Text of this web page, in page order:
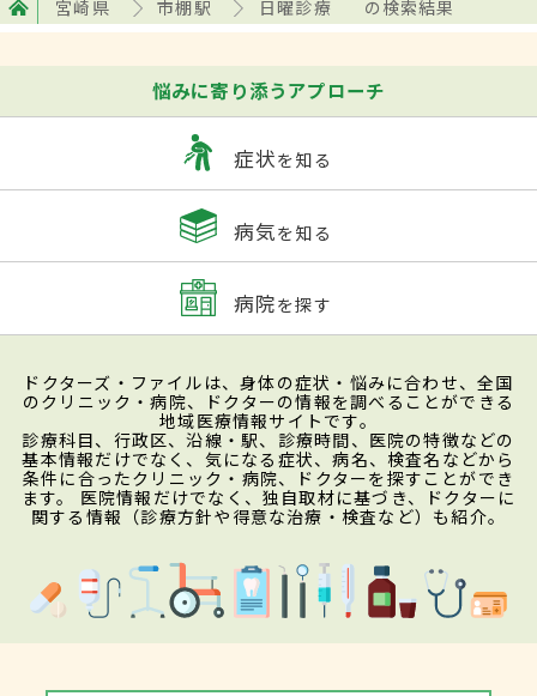
宮崎県 市棚駅 日曜診療 の検索結果
悩みに寄り添うアプローチ
症状を知る
病気を知る
病院を探す
ドクターズ・ファイルは、身体の症状・悩みに合わせ、全国
のクリニック・病院、ドクターの情報を調べることができる
地域医療情報サイトです。
診療科目、行政区、沿線・駅、診療時間、医院の特徴などの
基本情報だけでなく、気になる症状、病名、検査名などから
条件に合ったクリニック・病院、ドクターを探すことができ
ます。 医院情報だけでなく、独自取材に基づき、ドクターに
関する情報（診療方針や得意な治療・検査など）も紹介。